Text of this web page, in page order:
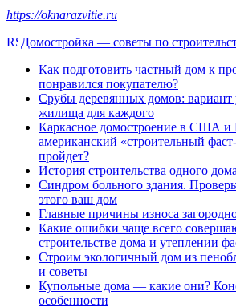
https://oknarazvitie.ru
Домостройка — советы по
Как подготовить частный дом к
понравился покупателю?
Срубы деревянных домов: вариант
жилища для каждого
Каркасное домостроение в США и
американский «строительный
пройдет?
История строительства одного
Синдром больного здания.
этого ваш дом
Главные причины износа
Какие ошибки чаще всего
строительстве дома и утеплении
Строим экологичный дом из
и советы
Купольные дома — какие они?
особенности